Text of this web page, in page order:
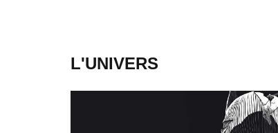
L'UNIVERS